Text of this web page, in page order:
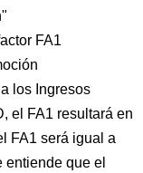
FA1
los Ingresos
el FA1 resultará en
FA1 será igual a
que el